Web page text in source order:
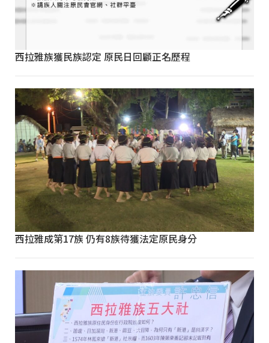
西拉雅族獲民族認定 原民日回顧正名歷程
西拉雅成第17族 仍有8族待獲法定原民身分